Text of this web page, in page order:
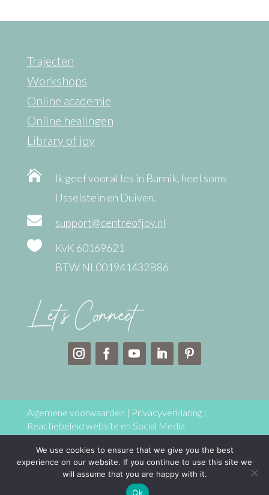
Trajecten
Workshops
Online academie
Online healingen
Library of joy

Ik geef vooral les in Bunnik, heel soms
IJsselstein en Duiven.
 support@centreofjoy.nl

KvK 60169621
BTW NL001941432B86
Let’s Connect
Algemene voorwaarden | Privacyverklaring|
Reactiebeleid website en Social Media
Copyright © 2025 Centre of joy – Coaching & training
Jolanda Maria Hoogkamer Alle rechten voorbehouden
We use cookies to ensure that we give you the best
experience on our website. If you continue to use this site we
will assume that you are happy with it.
Ok